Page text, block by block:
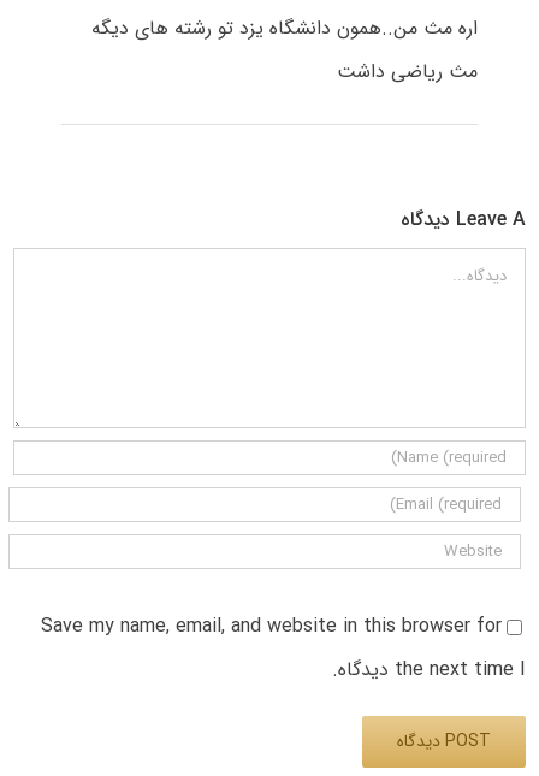
اره مث من..همون دانشگاه یزد تو رشته های دیگه
مث ریاضی داشت
Leave A دیدگاه
دیدگاه
Save my name, email, and website in this browser for
the next time I دیدگاه.